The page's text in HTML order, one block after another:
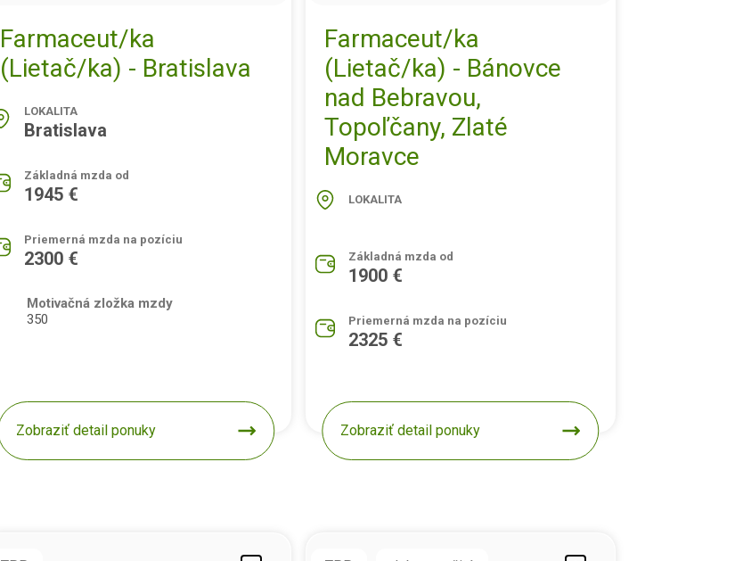
Farmaceut/ka
(Lietač/ka) - Bratislava
LOKALITA
Bratislava
Základná mzda od
1945 €
Priemerná mzda na pozíciu
2300 €
Motivačná zložka mzdy
350
Zobraziť detail ponuky
Farmaceut/ka
(Lietač/ka) - Bánovce
nad Bebravou,
Topoľčany, Zlaté
Moravce
LOKALITA
Základná mzda od
1900 €
Priemerná mzda na pozíciu
2325 €
Zobraziť detail ponuky